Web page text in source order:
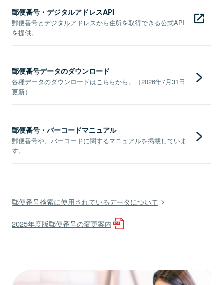
郵便番号・デジタルアドレスAPI
郵便番号とデジタルアドレスから住所を取得できる公式API
を提供。
郵便番号データのダウンロード
各種データのダウンロードはこちらから。（2026年7月31日
更新）
郵便番号・バーコードマニュアル
郵便番号や、バーコードに関するマニュアルを掲載していま
す。
郵便番号検索に使用されているデータについて
2025年度版郵便番号の変更案内